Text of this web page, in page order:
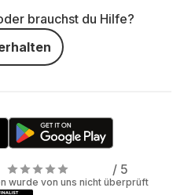
brauchst du Hilfe?
/ 5
wurde von uns nicht überprüft